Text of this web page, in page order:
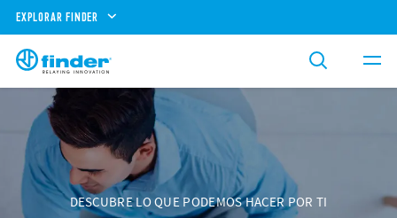
EXPLORAR FINDER
DESCUBRE LO QUE PODEMOS HACER POR TI